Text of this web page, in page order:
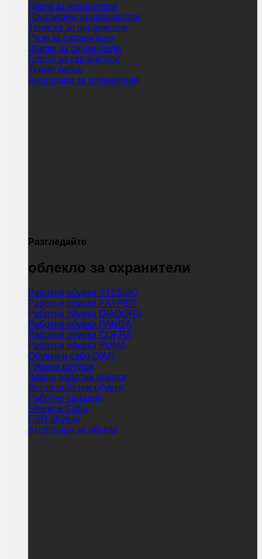
Якета за охранители
Панталони за охранители
Тениски за охранители
Ризи за охранители
Шапки за охранители
Елеци за охранители
Термо бельо
Аксесоари за охранители
Разгледайте
облекло за охранители
Работни обувки STENSO
Работни обувки PAYPER
Работни обувки DIADORA
Работни обувки PANDA
Работни обувки COFRA
Работни обувки PUMA
Обувки и сабо DIAN
Гумени ботуши
Зимни работни обувки
Летни работни обувки
Работни сандали
Чехли и Сабо
ESD обувки
Аксесоари за обувки